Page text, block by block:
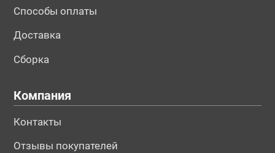
Способы оплаты
Доставка
Сборка
Компания
Контакты
Отзывы покупателей